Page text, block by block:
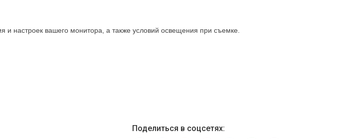
и настроек вашего монитора, а также условий освещения при съемке.
Поделиться в соцсетях: